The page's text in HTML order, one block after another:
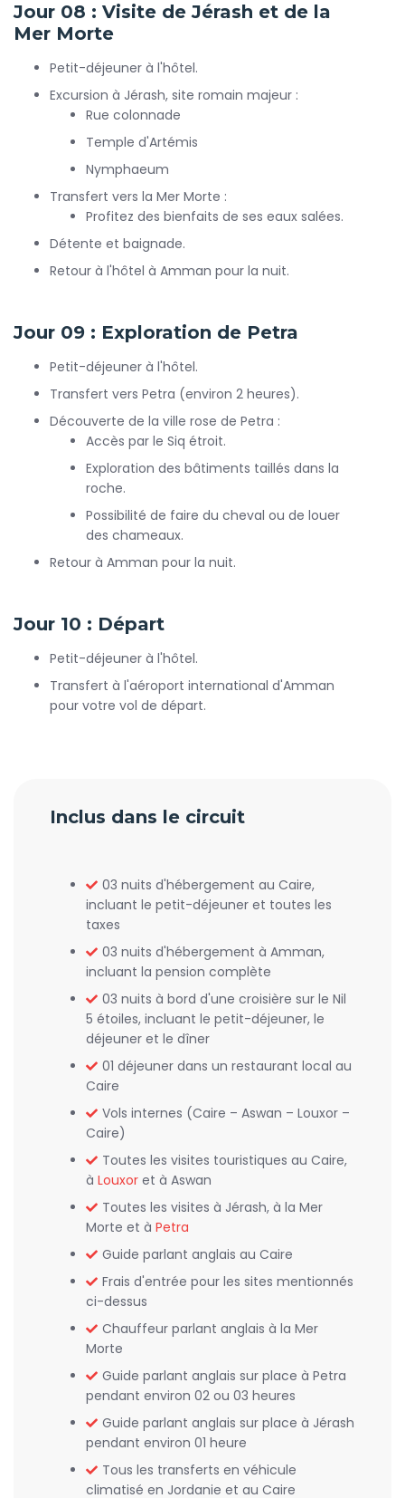
Jour 08 : Visite de Jérash et de la
Mer Morte
Petit-déjeuner à l'hôtel.
Excursion à Jérash, site romain majeur :
Rue colonnade
Temple d'Artémis
Nymphaeum
Transfert vers la Mer Morte :
Profitez des bienfaits de ses eaux salées.
Détente et baignade.
Retour à l'hôtel à Amman pour la nuit.
Jour 09 : Exploration de Petra
Petit-déjeuner à l'hôtel.
Transfert vers Petra (environ 2 heures).
Découverte de la ville rose de Petra :
Accès par le Siq étroit.
Exploration des bâtiments taillés dans la
roche.
Possibilité de faire du cheval ou de louer
des chameaux.
Retour à Amman pour la nuit.
Jour 10 : Départ
Petit-déjeuner à l'hôtel.
Transfert à l'aéroport international d'Amman
pour votre vol de départ.
Inclus dans le circuit
03 nuits d'hébergement au Caire,
incluant le petit-déjeuner et toutes les
taxes
03 nuits d'hébergement à Amman,
incluant la pension complète
03 nuits à bord d'une croisière sur le Nil
5 étoiles, incluant le petit-déjeuner, le
déjeuner et le dîner
01 déjeuner dans un restaurant local au
Caire
Vols internes (Caire – Aswan – Louxor –
Caire)
Toutes les visites touristiques au Caire,
à Louxor et à Aswan
Toutes les visites à Jérash, à la Mer
Morte et à Petra
Guide parlant anglais au Caire
Frais d'entrée pour les sites mentionnés
ci-dessus
Chauffeur parlant anglais à la Mer
Morte
Guide parlant anglais sur place à Petra
pendant environ 02 ou 03 heures
Guide parlant anglais sur place à Jérash
pendant environ 01 heure
Tous les transferts en véhicule
climatisé en Jordanie et au Caire